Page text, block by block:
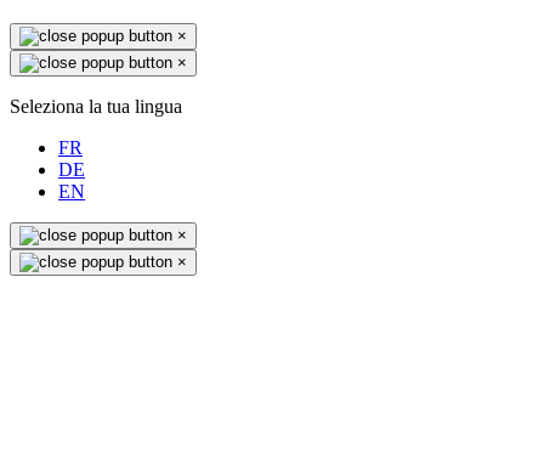
×
×
Seleziona la tua lingua
FR
DE
EN
×
×